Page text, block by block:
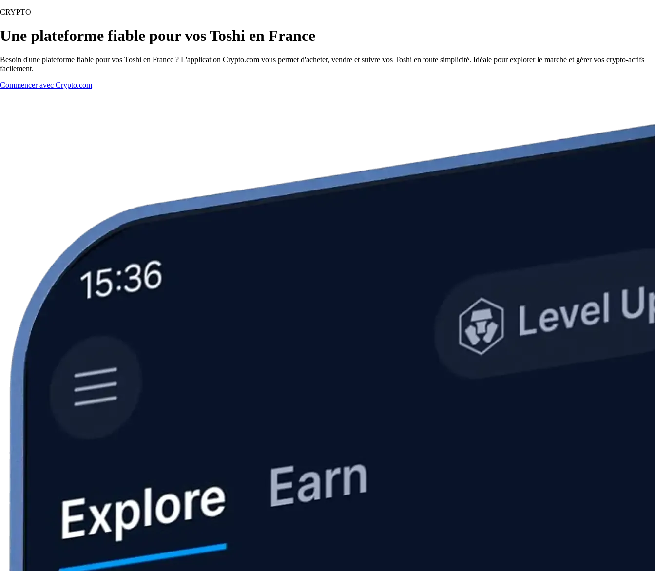
CRYPTO
Une plateforme fiable pour vos Toshi en France
Besoin d'une plateforme fiable pour vos Toshi en France ? L'application Crypto.com vous permet d'acheter, vendre et suivre vos Toshi en toute simplicité. Idéale pour explorer le marché et gérer vos crypto-actifs
facilement.
Commencer avec Crypto.com